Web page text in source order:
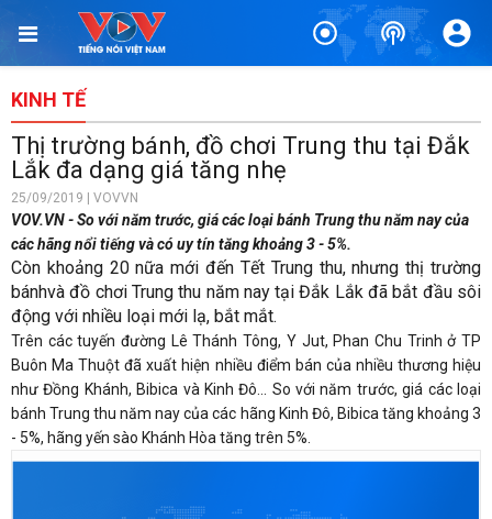
KINH TẾ
Thị trường bánh, đồ chơi Trung thu tại Đắk
Lắk đa dạng giá tăng nhẹ
25/09/2019 | VOVVN
VOV.VN - So với năm trước, giá các loại bánh Trung thu năm nay của
các hãng nổi tiếng và có uy tín tăng khoảng 3 - 5%.
Còn khoảng 20 nữa mới đến Tết Trung thu, nhưng thị trường
bánhvà đồ chơi Trung thu năm nay tại Đắk Lắk đã bắt đầu sôi
động với nhiều loại mới lạ, bắt mắt.
Trên các tuyến đường Lê Thánh Tông, Y Jut, Phan Chu Trinh ở TP
Buôn Ma Thuột đã xuất hiện nhiều điểm bán của nhiều thương hiệu
như Đồng Khánh, Bibica và Kinh Đô... So với năm trước, giá các loại
bánh Trung thu năm nay của các hãng Kinh Đô, Bibica tăng khoảng 3
- 5%, hãng yến sào Khánh Hòa tăng trên 5%.